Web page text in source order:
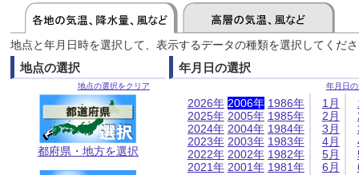
地点と年月日時を選択して、表示するデータの種類を選択してくだ
地点の選択
地点の選択をクリア
都府県・地方を選択
年月日の選択
年月日
2026年
2025年
2024年
2023年
2022年
2021年
2006年
2005年
2004年
2003年
2002年
2001年
1986年
1985年
1984年
1983年
1982年
1981年
1月
2月
3月
4月
5月
6月